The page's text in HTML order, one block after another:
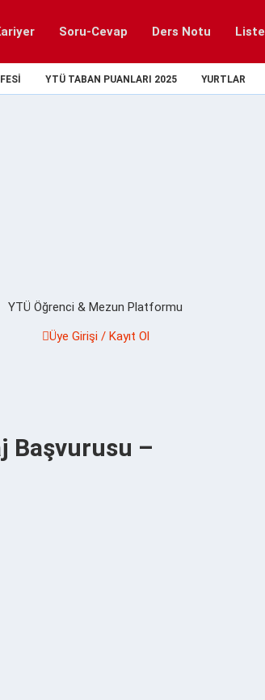
Soru-Cevap Ders Notu Liste
YTÜ TABAN PUANLARI 2025 YURTLAR
YTÜ Öğrenci & Mezun Platformu
Üye Girişi / Kayıt Ol
Başvurusu –